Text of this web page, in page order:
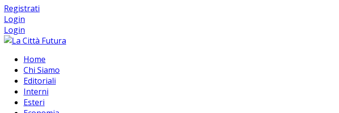
Registrati
Login
Login
Home
Chi Siamo
Editoriali
Interni
Esteri